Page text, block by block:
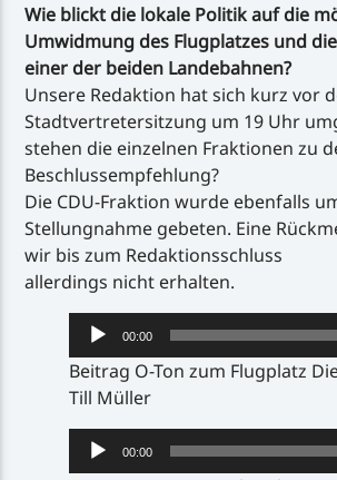
Wie blickt die lokale Politik auf die
Umwidmung des Flugplatzes und
einer der beiden Landebahnen?
Unsere Redaktion hat sich kurz vor
Stadtvertretersitzung um 19 Uhr
stehen die einzelnen Fraktionen zu
Beschlussempfehlung?
Die CDU-Fraktion wurde ebenfalls
Stellungnahme gebeten. Eine
wir bis zum Redaktionsschluss
allerdings nicht erhalten.
Audio-
Player
00:00
Beitrag O-Ton zum Flugplatz
Till Müller
Audio-
Player
00:00